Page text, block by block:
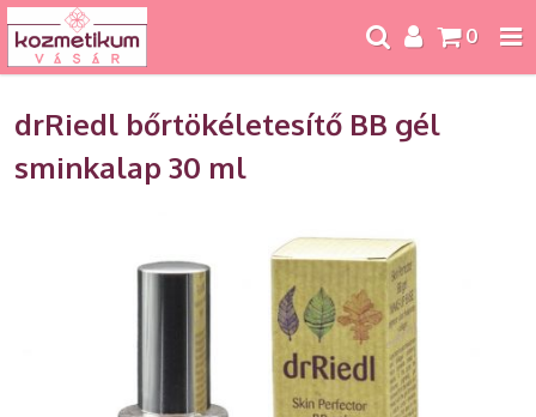
0
drRiedl bőrtökéletesítő BB gél
sminkalap 30 ml